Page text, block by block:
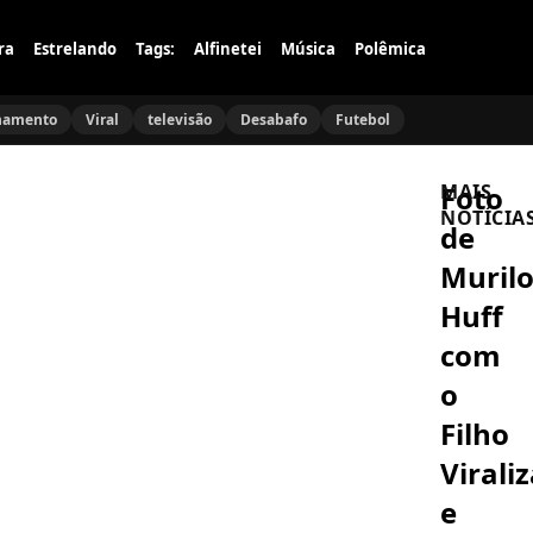
Estrelando Tags: Alfinetei Música Polêmica
Viral televisão Desabafo Futebol
Foto
de
Murilo
Huff
com
o
Filho
e
MAIS
FAMOSOS
do
desiste
ser
picado
por
aranha
FAMOSOS
Escobar
por
após
ESTAR